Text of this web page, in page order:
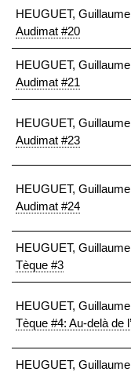
HEUGUET,
Audimat #20
HEUGUET,
Audimat #21
HEUGUET,
Audimat #23
HEUGUET,
Audimat #24
HEUGUET,
Tèque #3
HEUGUET,
Tèque #4: Au-delà de
HEUGUET,